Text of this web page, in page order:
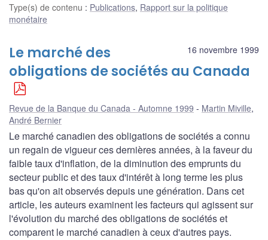
Type(s) de contenu : Publications, Rapport sur la politique
monétaire
16 novembre 1999
Le marché des
obligations de sociétés au Canada
Revue de la Banque du Canada - Automne 1999 Martin Miville,
André Bernier
Le marché canadien des obligations de sociétés a connu
un regain de vigueur ces dernières années, à la faveur du
faible taux d'inflation, de la diminution des emprunts du
secteur public et des taux d'intérêt à long terme les plus
bas qu'on ait observés depuis une génération. Dans cet
article, les auteurs examinent les facteurs qui agissent sur
l'évolution du marché des obligations de sociétés et
comparent le marché canadien à ceux d'autres pays.